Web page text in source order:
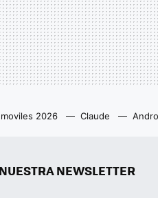
2026 Claude
NEWSLETTER